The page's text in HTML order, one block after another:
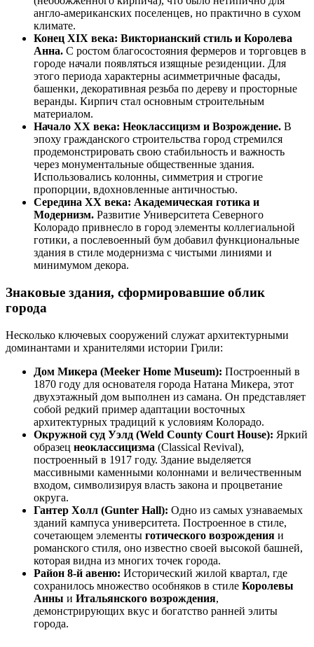
англо-американских поселенцев, но практично в сухом
климате.
Конец XIX века: Викторианский стиль и Королева
Анна. С ростом благосостояния фермеров и торговцев в
городе начали появляться изящные резиденции. Для
этого периода характерны асимметричные фасады,
башенки, декоративная резьба по дереву и просторные
веранды. Кирпич стал основным строительным
материалом.
Начало XX века: Неоклассицизм и Возрождение. В
эпоху гражданского строительства город стремился
продемонстрировать свою стабильность и важность
через монументальные общественные здания.
Использовались колонны, симметрия и строгие
пропорции, вдохновленные античностью.
Середина XX века: Академическая готика и
Модернизм. Развитие Университета Северного
Колорадо привнесло в город элементы коллегиальной
готики, а послевоенный бум добавил функциональные
здания в стиле модернизма с чистыми линиями и
минимумом декора.
Знаковые здания, сформировавшие облик
города
Несколько ключевых сооружений служат архитектурными
доминантами и хранителями истории Грили:
Дом Микера (Meeker Home Museum): Построенный в
1870 году для основателя города Натана Микера, этот
двухэтажный дом выполнен из самана. Он представляет
собой редкий пример адаптации восточных
архитектурных традиций к условиям Колорадо.
Окружной суд Уэлд (Weld County Court House): Яркий
образец неоклассицизма (Classical Revival),
построенный в 1917 году. Здание выделяется
массивными каменными колоннами и величественным
входом, символизируя власть закона и процветание
округа.
Гантер Холл (Gunter Hall): Одно из самых узнаваемых
зданий кампуса университета. Построенное в стиле,
сочетающем элементы готического возрождения и
романского стиля, оно известно своей высокой башней,
которая видна из многих точек города.
Район 8-й авеню: Исторический жилой квартал, где
сохранилось множество особняков в стиле Королевы
Анны и Итальянского возрождения,
демонстрирующих вкус и богатство ранней элиты
города.